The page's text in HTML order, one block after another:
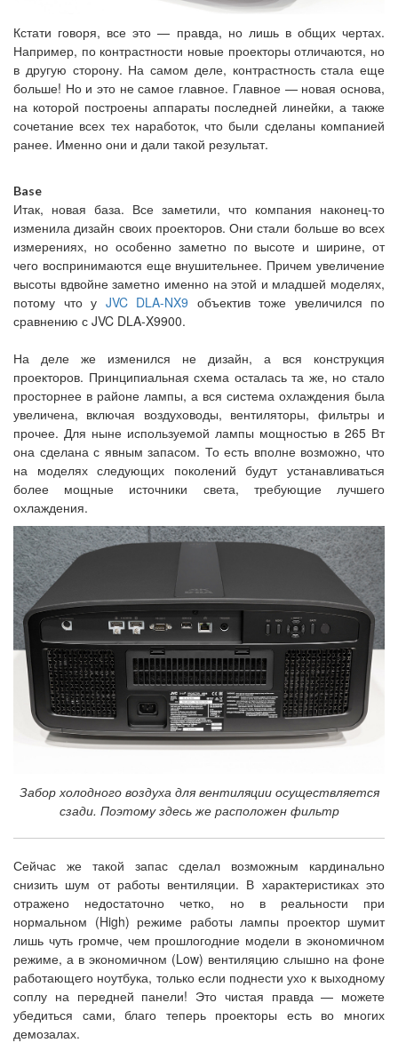
Кстати говоря, все это — правда, но лишь в общих чертах.
Например, по контрастности новые проекторы отличаются, но
в другую сторону. На самом деле, контрастность стала еще
больше! Но и это не самое главное. Главное — новая основа,
на которой построены аппараты последней линейки, а также
сочетание всех тех наработок, что были сделаны компанией
ранее. Именно они и дали такой результат.
Base
Итак, новая база. Все заметили, что компания наконец-то
изменила дизайн своих проекторов. Они стали больше во всех
измерениях, но особенно заметно по высоте и ширине, от
чего воспринимаются еще внушительнее. Причем увеличение
высоты вдвойне заметно именно на этой и младшей моделях,
потому что у JVC DLA-NX9 объектив тоже увеличился по
сравнению с JVC DLA-X9900.
На деле же изменился не дизайн, а вся конструкция
проекторов. Принципиальная схема осталась та же, но стало
просторнее в районе лампы, а вся система охлаждения была
увеличена, включая воздуховоды, вентиляторы, фильтры и
прочее. Для ныне используемой лампы мощностью в 265 Вт
она сделана с явным запасом. То есть вполне возможно, что
на моделях следующих поколений будут устанавливаться
более мощные источники света, требующие лучшего
охлаждения.
Забор холодного воздуха для вентиляции осуществляется
сзади. Поэтому здесь же расположен фильтр
Сейчас же такой запас сделал возможным кардинально
снизить шум от работы вентиляции. В характеристиках это
отражено недостаточно четко, но в реальности при
нормальном (High) режиме работы лампы проектор шумит
лишь чуть громче, чем прошлогодние модели в экономичном
режиме, а в экономичном (Low) вентиляцию слышно на фоне
работающего ноутбука, только если поднести ухо к выходному
соплу на передней панели! Это чистая правда — можете
убедиться сами, благо теперь проекторы есть во многих
демозалах.